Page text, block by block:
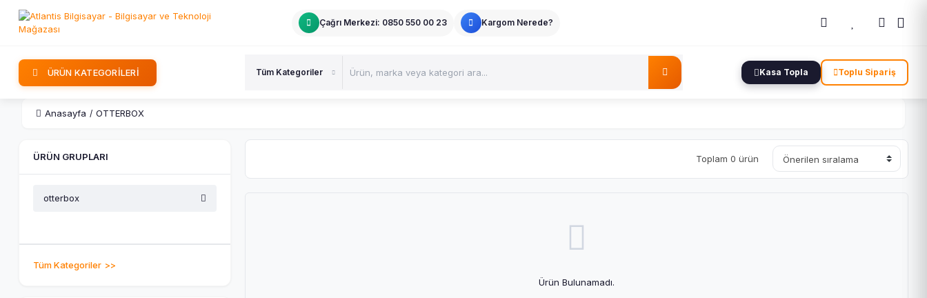
Çağrı Merkezi: 0850 550 00 23 Kargom Nerede?
ÜRÜN KATEGORİLERİ Kasa Topla Toplu Sipariş
Anasayfa OTTERBOX
ÜRÜN GRUPLARI
otterbox
Tüm Kategoriler
Toplam 0 ürün
Ürün Bulunamadı.